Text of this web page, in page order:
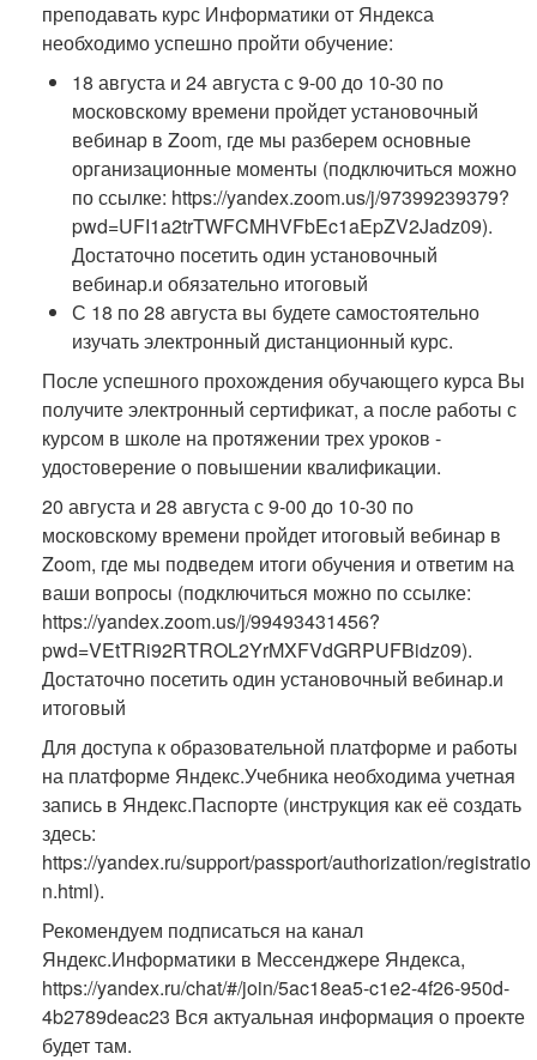
преподавать курс Информатики от Яндекса
необходимо успешно пройти обучение:
18 августа и 24 августа с 9-00 до 10-30 по
московскому времени пройдет установочный
вебинар в Zoom, где мы разберем основные
организационные моменты (подключиться можно
по ссылке: https://yandex.zoom.us/j/97399239379?
pwd=UFI1a2trTWFCMHVFbEc1aEpZV2Jadz09).
Достаточно посетить один установочный
вебинар.и обязательно итоговый
С 18 по 28 августа вы будете самостоятельно
изучать электронный дистанционный курс.
После успешного прохождения обучающего курса Вы
получите электронный сертификат, а после работы с
курсом в школе на протяжении трех уроков -
удостоверение о повышении квалификации.
20 августа и 28 августа с 9-00 до 10-30 по
московскому времени пройдет итоговый вебинар в
Zoom, где мы подведем итоги обучения и ответим на
ваши вопросы (подключиться можно по ссылке:
https://yandex.zoom.us/j/99493431456?
pwd=VEtTRi92RTROL2YrMXFVdGRPUFBidz09).
Достаточно посетить один установочный вебинар.и
итоговый
Для доступа к образовательной платформе и работы
на платформе Яндекс.Учебника необходима учетная
запись в Яндекс.Паспорте (инструкция как её создать
здесь:
https://yandex.ru/support/passport/authorization/registratio
n.html).
Рекомендуем подписаться на канал
Яндекс.Информатики в Мессенджере Яндекса,
https://yandex.ru/chat/#/join/5ac18ea5-c1e2-4f26-950d-
4b2789deac23 Вся актуальная информация о проекте
будет там.